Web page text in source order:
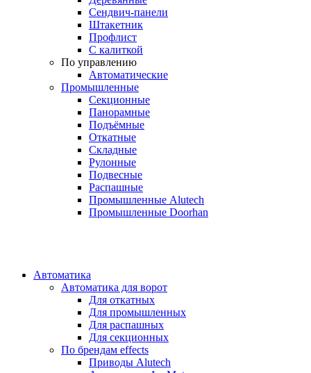
Сендвич-панели
Штакетник
Профлист
С калиткой
По управлению
Автоматические
Промышленные
Секционные
Панорамные
Подъёмные
Откатные
Складные
Рулонные
Подвесные
Распашные
Промышленные Alutech
Промышленные Doorhan
Автоматика
Автоматика для ворот
Для откатных
Для промышленных
Для распашных
Для секционных
По брендам effects
Приводы Alutech